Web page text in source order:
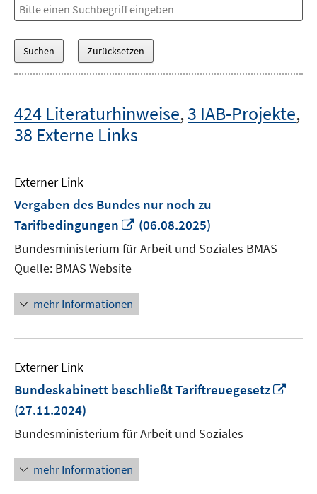
424 Literaturhinweise,3 IAB-Projekte,
38 Externe Links
Externer Link
Vergaben des Bundes nur noch zu
Tarifbedingungen
In
neuem
Fenster
(06.08.2025)
Bundesministerium für Arbeit und Soziales BMAS
Quelle: BMAS Website
mehr Informationen
Externer Link
Bundeskabinett beschließt Tariftreuegesetz
(27.11.2024)
Bundesministerium für Arbeit und Soziales
mehr Informationen